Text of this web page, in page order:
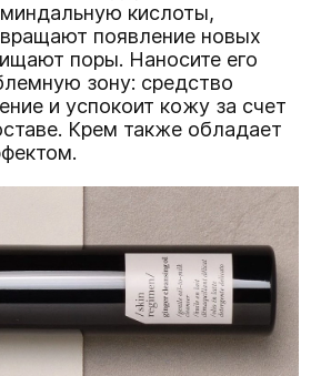
кислоты,
появление новых
поры. Наносите его
зону: средство
и успокоит кожу за счет
Крем также обладает